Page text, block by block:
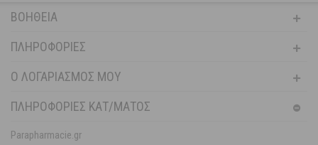
ΒΟΉΘΕΙΑ
ΠΛΗΡΟΦΟΡΊΕΣ
Ο ΛΟΓΑΡΙΑΣΜΌΣ ΜΟΥ
ΠΛΗΡΟΦΟΡΙΕΣ ΚΑΤ/ΜΑΤΟΣ
Parapharmacie.gr